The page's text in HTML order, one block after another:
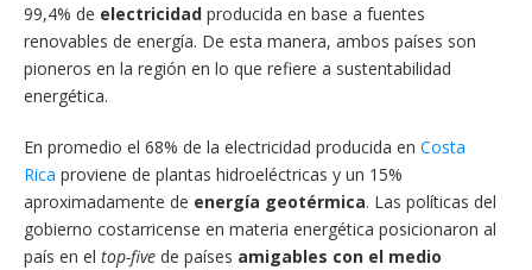
99,4% de electricidad producida en base a fuentes
renovables de energía. De esta manera, ambos países son
pioneros en la región en lo que refiere a sustentabilidad
energética.
En promedio el 68% de la electricidad producida en Costa
Rica proviene de plantas hidroeléctricas y un 15%
aproximadamente de energía geotérmica. Las políticas del
gobierno costarricense en materia energética posicionaron al
país en el top-five de países amigables con el medio